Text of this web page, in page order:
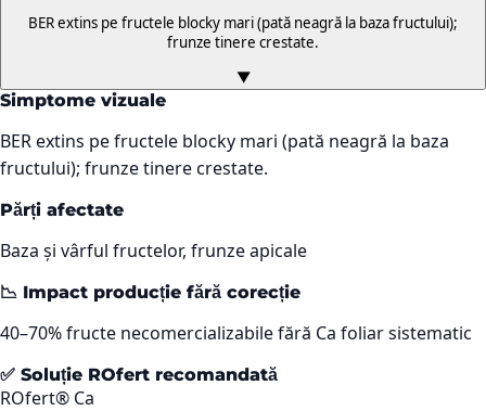
BER extins pe fructele blocky mari (pată neagră la baza fructului);
frunze tinere crestate.
▼
Simptome vizuale
BER extins pe fructele blocky mari (pată neagră la baza
fructului); frunze tinere crestate.
Părți afectate
Baza și vârful fructelor, frunze apicale
📉 Impact producție fără corecție
40–70% fructe necomercializabile fără Ca foliar sistematic
✅ Soluție ROfert recomandată
ROfert® Ca